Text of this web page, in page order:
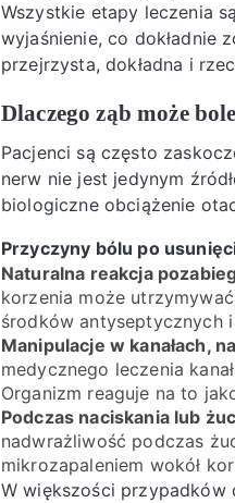
Wszystkie etapy leczenia
wyjaśnienie, co dokładnie
przejrzysta, dokładna i
Dlaczego ząb może
Pacjenci są często
nerw nie jest jedynym
biologiczne obciążenie
Przyczyny bólu po
Naturalna reakcja
korzenia może
środków antyseptycznych
Manipulacje w kanałach,
medycznego leczenia
Organizm reaguje na to
Podczas naciskania lub
nadwrażliwość podczas
mikrozapaleniem wokół
W większości przypadków